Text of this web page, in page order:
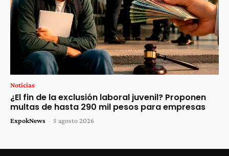
Noticias
¿El fin de la exclusión laboral juvenil? Proponen
multas de hasta 290 mil pesos para empresas
ExpokNews - 5 agosto 2026